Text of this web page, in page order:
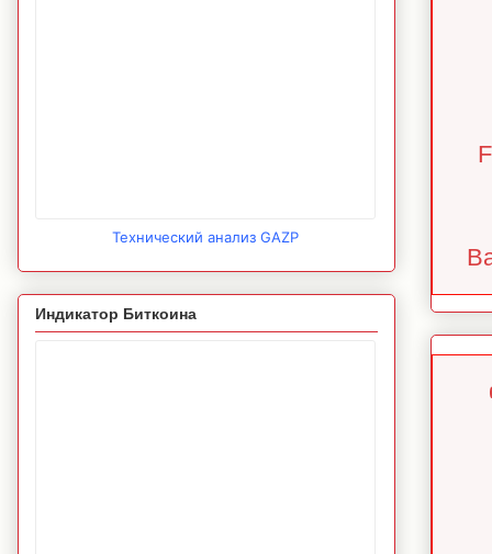
Технический анализ GAZP
Индикатор Биткоина